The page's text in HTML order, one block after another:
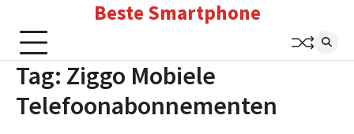
content
Beste Smartphone
Tag: Ziggo Mobiele
Telefoonabonnementen